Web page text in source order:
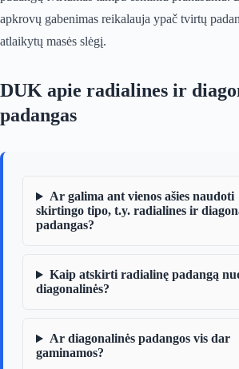
apkrovų gabenimas reikalauja ypač tvirtų
atlaikytų masės slėgį.
DUK apie radialines ir
padangas
Ar galima ant vienos ašies naudoti
skirtingo tipo, t.y. radialines ir
padangas?
Kaip atskirti radialinę padangą
diagonalinės?
Ar diagonalinės padangos vis dar
gaminamos?